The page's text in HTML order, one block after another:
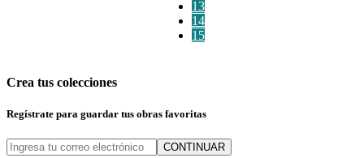
13
14
15
Crea tus colecciones
Regístrate para guardar tus obras favoritas
CONTINUAR